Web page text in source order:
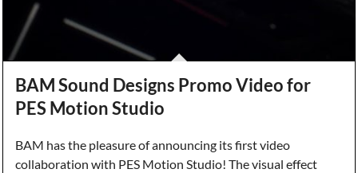
BAM Sound Designs Promo Video for
PES Motion Studio
BAM has the pleasure of announcing its first video
collaboration with PES Motion Studio! The visual effect